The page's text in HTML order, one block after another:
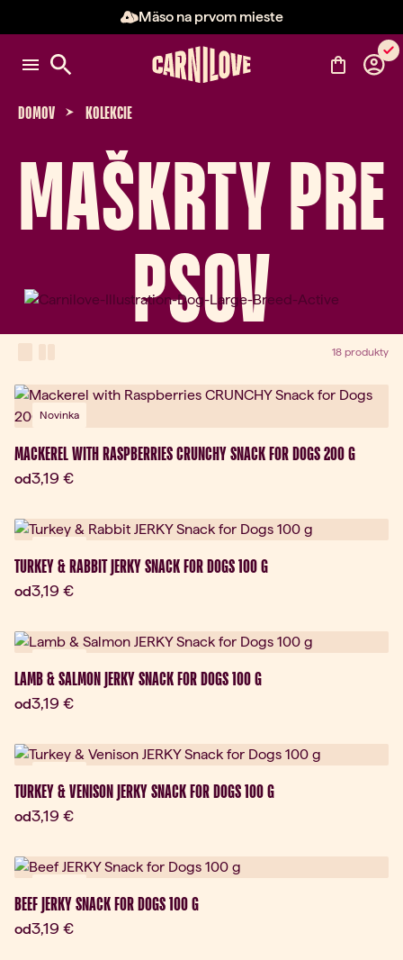
Mäso na prvom mieste
Položka 2 z 3: Mäso na prvom
DOMOV KOLEKCIE
MAŠKRTY PRE
PSOV
18 produkty
Novinka
MACKEREL WITH RASPBERRIES CRUNCHY SNACK FOR DOGS 200 G
odAktuálna cena:
3,19 €
TURKEY & RABBIT JERKY SNACK FOR DOGS 100 G
odAktuálna cena:
3,19 €
LAMB & SALMON JERKY SNACK FOR DOGS 100 G
odAktuálna cena:
3,19 €
TURKEY & VENISON JERKY SNACK FOR DOGS 100 G
odAktuálna cena:
3,19 €
BEEF JERKY SNACK FOR DOGS 100 G
odAktuálna cena:
3,19 €